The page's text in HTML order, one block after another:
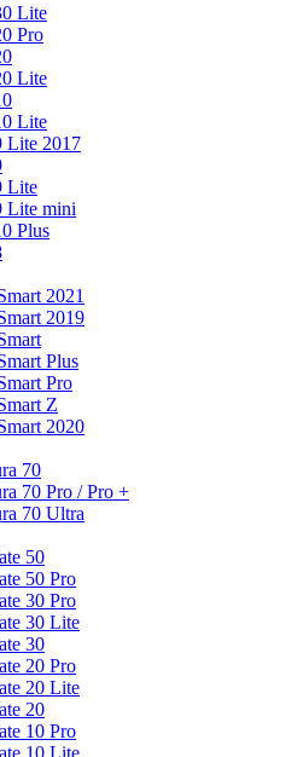
Lite
Pro
Lite
Lite
Lite 2017
Lite
Lite mini
Plus
2021
2019
Plus
Pro
Z
2020
70
70 Pro / Pro +
70 Ultra
50
50 Pro
30 Pro
30 Lite
30
20 Pro
20 Lite
20
10 Pro
10 Lite